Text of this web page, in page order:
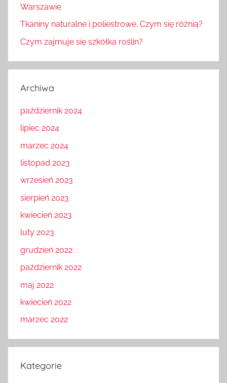
Warszawie
Tkaniny naturalne i poliestrowe. Czym się różnią?
Czym zajmuje się szkółka roślin?
Archiwa
październik 2024
lipiec 2024
marzec 2024
listopad 2023
wrzesień 2023
sierpień 2023
kwiecień 2023
luty 2023
grudzień 2022
październik 2022
maj 2022
kwiecień 2022
marzec 2022
Kategorie